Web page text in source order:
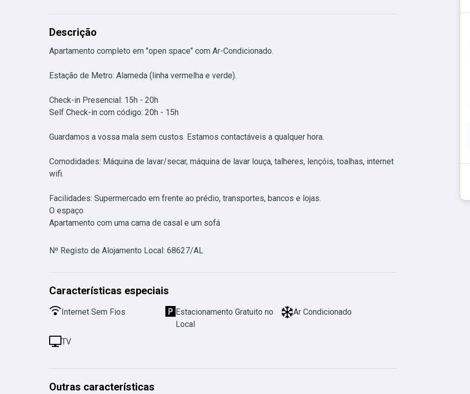
Descrição
Apartamento completo em "open space" com Ar-Condicionado.
Estação de Metro: Alameda (linha vermelha e verde).
Check-in Presencial: 15h - 20h
Self Check-in com código: 20h - 15h
Guardamos a vossa mala sem custos. Estamos contactáveis a qualquer hora.
Comodidades: Máquina de lavar/secar, máquina de lavar louça, talheres, lençóis, toalhas, internet
wifi.
Facilidades: Supermercado em frente ao prédio, transportes, bancos e lojas.
O espaço
Apartamento com uma cama de casal e um sofá
Nº Registo de Alojamento Local: 68627/AL
Características especiais
Internet Sem Fios
Estacionamento Gratuito no
Local
Ar Condicionado
TV
Outras características